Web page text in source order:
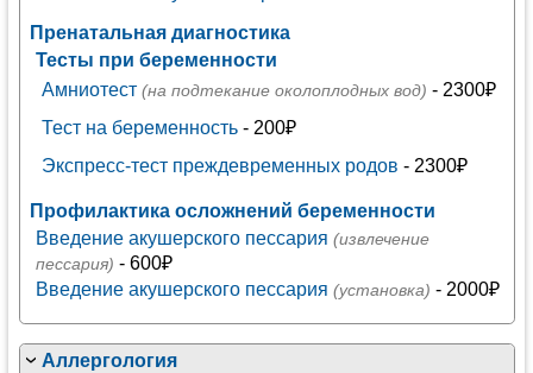
Пренатальная диагностика
Тесты при беременности
Амниотест (на подтекание околоплодных вод) - 2300₽
Тест на беременность- 200₽
Экспресс-тест преждевременных родов - 2300₽
Профилактика осложнений беременности
Введение акушерского пессария (извлечение
пессария) - 600₽
Введение акушерского пессария (установка) - 2000₽
Аллергология